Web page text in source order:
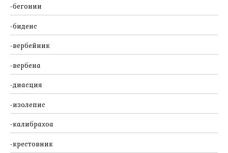
бегонии
биденс
вербейник
вербена
диасция
изолепис
калибрахоа
крестовник